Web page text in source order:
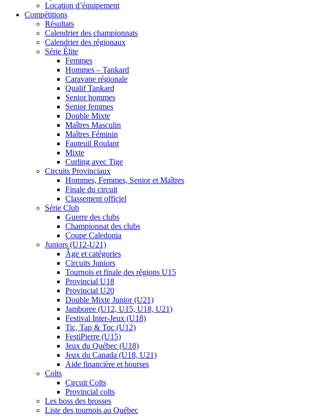
Location d’équipement
Compétitions
Résultats
Calendrier des championnats
Calendrier des régionaux
Série Élite
Femmes
Hommes – Tankard
Caravane régionale
Qualif Tankard
Senior hommes
Senior femmes
Double Mixte
Maîtres Masculin
Maîtres Féminin
Fauteuil Roulant
Mixte
Curling avec Tige
Circuits Provinciaux
Hommes, Femmes, Senior et Maîtres
Finale du circuit
Classement officiel
Série Club
Guerre des clubs
Championnat des clubs
Coupe Caledonia
Juniors (U12-U21)
Âge et catégories
Circuits Juniors
Tournois et finale des régions U15
Provincial U18
Provincial U20
Double Mixte Junior (U21)
Jamboree (U12, U15, U18, U21)
Festival Inter-Jeux (U18)
Tic, Tap & Toc (U12)
FestiPierre (U15)
Jeux du Québec (U18)
Jeux du Canada (U18, U21)
Aide financière et bourses
Colts
Circuit Colts
Provincial colts
Les boss des brosses
Liste des tournois au Québec